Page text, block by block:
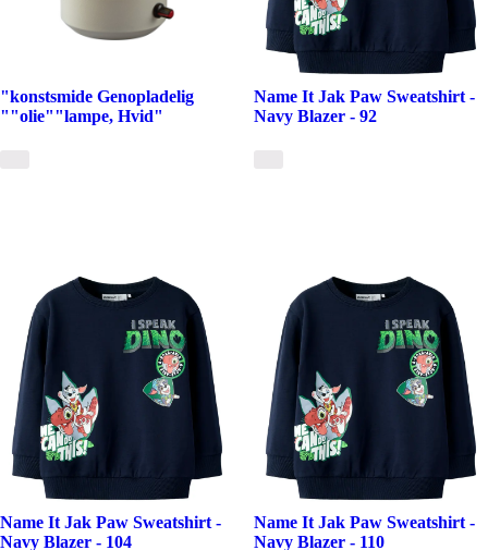
"konstsmide Genopladelig
""olie""lampe, Hvid"
Name It Jak Paw Sweatshirt -
Navy Blazer - 92
Name It Jak Paw Sweatshirt -
Navy Blazer - 104
Name It Jak Paw Sweatshirt -
Navy Blazer - 110